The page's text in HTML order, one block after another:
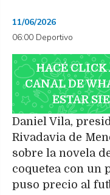
11/06/2026
06:00 Deportivo
HACÉ CLICK
CANAL DE
ESTAR
Daniel Vila,
Rivadavia de
sobre la novela
coquetea con un
puso precio al